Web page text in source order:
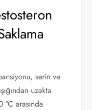
serin ve
uzakta
°C arasında